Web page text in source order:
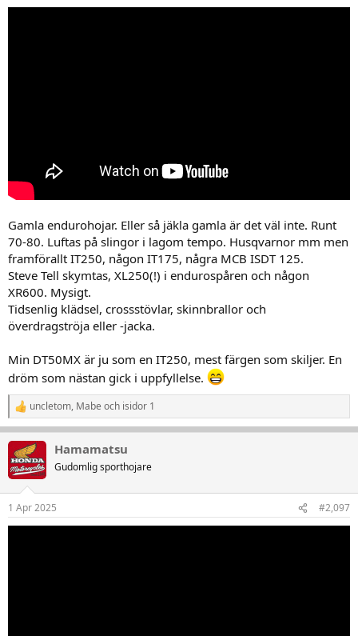
r
Gamla endurohojar. Eller så jäkla gamla är det väl inte. Runt
70-80. Luftas på slingor i lagom tempo. Husqvarnor mm men
framförallt IT250, någon IT175, några MCB ISDT 125.
Steve Tell skymtas, XL250(!) i endurospåren och någon
XR600. Mysigt.
Tidsenlig klädsel, crossstövlar, skinnbrallor och
överdragströja eller -jacka.
Min DT50MX är ju som en IT250, mest färgen som skiljer. En
dröm som nästan gick i uppfyllelse.
R
e
a
k
t
i
n
e
r
uncletom, Mabe och isidor 1
Hamamatsu
Gudomlig sporthojare
1 Apr 2025 #2,097